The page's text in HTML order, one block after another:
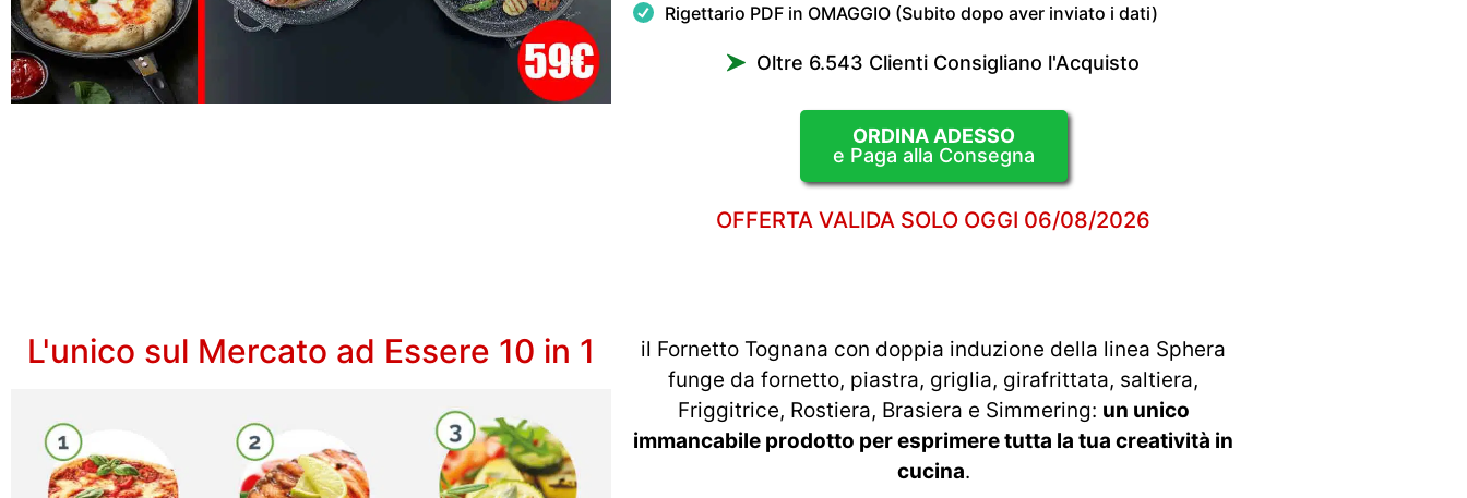
Rigettario PDF in OMAGGIO (Subito dopo aver inviato i dati)
Oltre 6.543 Clienti Consigliano l'Acquisto
ORDINA ADESSO
e Paga alla Consegna
OFFERTA VALIDA SOLO OGGI 06/08/2026
L'unico sul Mercato ad Essere 10 in 1
il Fornetto Tognana con doppia induzione della linea Sphera
funge da fornetto, piastra, griglia, girafrittata, saltiera,
Friggitrice, Rostiera, Brasiera e Simmering: un unico
immancabile prodotto per esprimere tutta la tua creatività in
cucina.